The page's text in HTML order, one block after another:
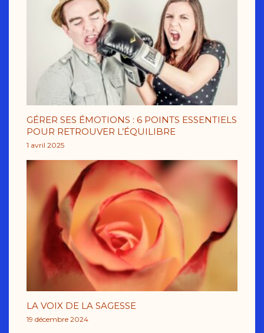
GÉRER SES ÉMOTIONS : 6 POINTS ESSENTIELS
POUR RETROUVER L’ÉQUILIBRE
1 avril 2025
LA VOIX DE LA SAGESSE
19 décembre 2024